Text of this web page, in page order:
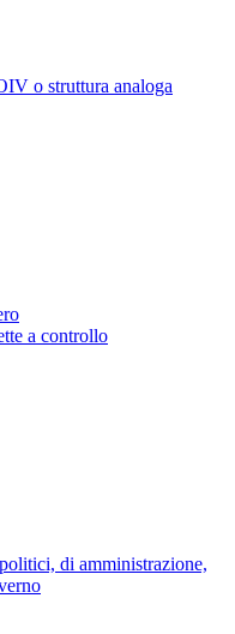
o struttura analoga
a controllo
di amministrazione,